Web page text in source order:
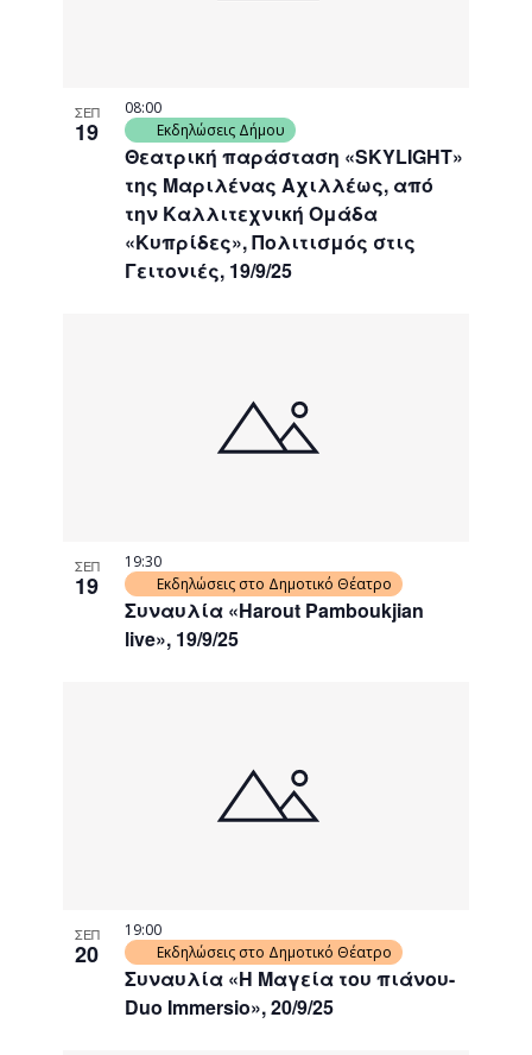
ΣΕΠ
19
Θεατρική παράσταση «SKYLIGHT»
της Μαριλένας Αχιλλέως, από
την Καλλιτεχνική Ομάδα
«Κυπρίδες», Πολιτισμός στις
Γειτονιές, 19/9/25
08:00
Εκδηλώσεις Δήμου
ΣΕΠ
19
Συναυλία «Harout Pamboukjian
live», 19/9/25
19:30
Εκδηλώσεις στο Δημοτικό Θέατρο
ΣΕΠ
20
Συναυλία «Η Μαγεία του πιάνου-
Duo Immersio», 20/9/25
19:00
Εκδηλώσεις στο Δημοτικό Θέατρο